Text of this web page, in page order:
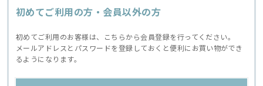
初めてご利用の方・会員以外の方
初めてご利用のお客様は、こちらから会員登録を行ってください。
メールアドレスとパスワードを登録しておくと便利にお買い物ができ
るようになります。